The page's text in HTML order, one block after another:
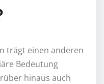
trägt einen anderen
Bedeutung
hinaus auch